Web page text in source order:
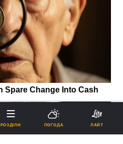
РОЗДІЛИ ПОГОДА ЛАЙТ